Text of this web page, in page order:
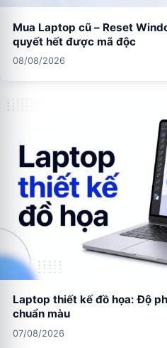
Mua Laptop cũ – Reset
quyết hết được mã độc
08/08/2026
Laptop thiết kế đồ họa: Độ
chuẩn màu
07/08/2026